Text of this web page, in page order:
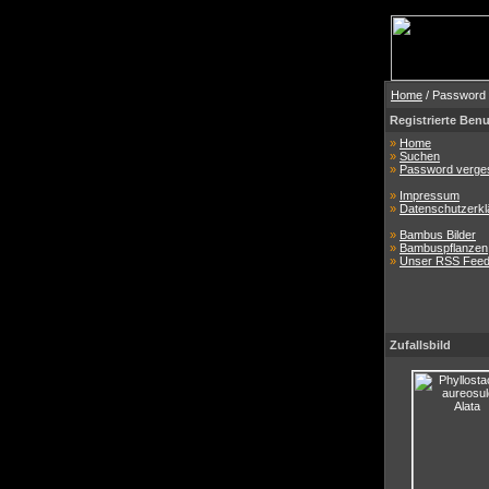
Home /
Registrierte
» Home
» Suchen
» Password
» Impressum
»
» Bambus Bilder
» Bambuspflanzen
» Unser RSS Feed
Zufallsbild